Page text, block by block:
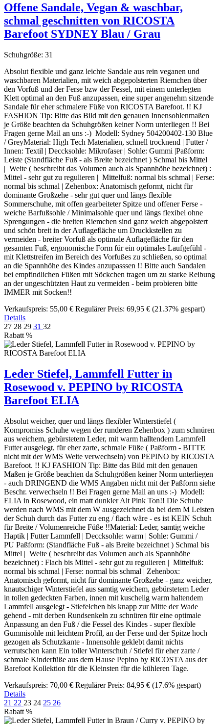
Offene Sandale, Vegan & waschbar,
schmal geschnitten von RICOSTA
Barefoot SYDNEY Blau / Grau
Schuhgröße: 31
Absolut flexible und ganz leichte Sandale aus rein veganen und
waschbaren Materialien, mit weich abgepolsterten Riemchen über
den Vorfuß und der Ferse bzw der Fessel, mit einem unterlegten
Klett optimal an den Fuß anzupassen, eine super angenehm sitzende
Sandale für eher schmalere Füße von RICOSTA Barefoot. !! KJ
FASHION Tip: Bitte das Bild mit den genauen Innensohlenmaßen
je Größe beachten da Schuhgrößen keiner Norm unterliegen !! Bei
Fragen gerne Mail an uns :-) Modell: Sydney 504200402-130 Blue
/ GreyMaterial: High Tech Materialien, schnell trocknend | Futter /
Innen: Textil | Deccksohle: Mikrofaser | Sohle: Gummi |Paßform:
Leiste (Standfläche Fuß - als Breite bezeichnet ) Schmal bis Mittel
| Weite ( beschreibt das Volumen auch als Spannhöhe bezeichnet) :
Mittel - sehr gut zu regulieren | Mittelfuß: normal bis schmal | Ferse:
normal bis schmal | Zehenbox: Anatomisch geformt, nicht für
dominante Großzehe - sehr gut quer und längs flexible
Sommerschuhe, mit offen gearbeiteter Spitze und offener Ferse -
weiche Barfußsohle / Minimalsohle quer und längs flexibel ohne
Sprengungen - die breiten Riemchen sind ganz weich abgepolstert
und schön breit in der Auflagefläche um Druckkstellen zu
vermeiden - breiter Vorfuß als optimale Auflagefläche für den
gesamten Fuß, ergonomische Form für ein optimales Laufgefühl -
mit Klettstreifen im Bereich des Vorfußes zu schließen, so optimal
an die Spannhöhe des Kindes anzupasssen !! Bitte auch Sandalen
bei empfindlichen Füßen mit Söckchen tragen um zu starke Reibung
an der ungeschützten Haut zu vermeiden - beim probieren bitte
IMMER mit Socken!!
Verkaufspreis: 55,00 € Regulärer Preis: 69,95 € (21.37% gespart)
Details
27 28 29 31 32
Rabatt %
Leder Stiefel, Lammfell Futter in
Rosewood v. PEPINO by RICOSTA
Barefoot ELIA
Absolut weicher, quer und längs flexibler Winterstiefel (
Kompromiss Schuhe wegen der runderen Zehenbox ) zum schnüren
aus weichem, gebürstetem Leder, mit warm halltendem Lammfell
Futter ausgelegt, für eher zarte, schmale Füße ( Paßform - BITTE
nicht mit der WMS Weite verwechseln) von PEPINO by RICOSTA
Barefoot. !! KJ FASHION Tip: Bitte das Bild mit den genauen
Maßen je Größe beachten da Schuhgrößen keiner Norm unterliegen
- auch DRINGEND die WMS Angaben nicht mit der Paßform siehe
Beschr. verwechseln !! Bei Fragen gerne Mail an uns :-) Modell:
ELIA in Rosewood, ein matt dunkler Alt Pink Ton!! Die Schuhe
werden nach WMS mit dem W ausgezeichnet da bei dem M Leisten
der Schuh durch das Futter zu eng / flach wäre - es ist KEIN Schuh
für Breite / Volumenreiche Füße !!Material: Leder, samtig weiche
Haptik | Futter Lammfell | Deccksohle: warm | Sohle: Gummi /
PU Paßform: (Standfläche Fuß - als Breite bezeichnet ) Schmal bis
Mittel | Weite ( beschreibt das Volumen auch als Spannhöhe
bezeichnet) : Flach bis Mittel - sehr gut zu regulieren | Mittelfuß:
normal bis schmal | Ferse: normal bis schmal | Zehenbox:
Anatomisch geformt, nicht für dominante Großzehe - ganz weicher,
knautschiger Winterstiefel aus samtig weichem, gebürstetem Leder
in tollen gedeckten Farben, innen mit kuschelig warm haltendem
Lammfell ausgelegt - Stiefelchen bis knapp zur Mitte der Wade
gehend - mit derben Rundsenkeln zu schnüren für eine optimale
Anpassung an den Fuß / die Fessel des Kindes - super flexible
Gummisohle mit leichtem Profil, an der Ferse und der Spitze hoch
gezogen als Schutzkante - Innensohle geklebt damit nichts
verrutschen kann Ein toller Winterschuh / Stiefel für eher zarte /
schmale Kinderfüße aus dem Hause Pepino by RICOSTA aus der
Barefoot Kollektion für die Kleinsten für die kühleren Tage.
Verkaufspreis: 70,00 € Regulärer Preis: 84,95 € (17.6% gespart)
Details
21 22 23 24 25 26
Rabatt %